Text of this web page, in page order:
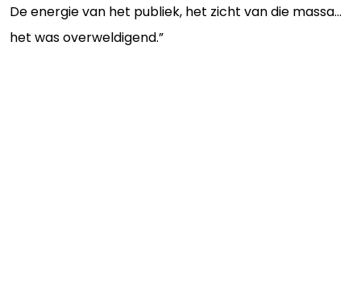
De energie van het publiek, het zicht van die massa...
het was overweldigend.”